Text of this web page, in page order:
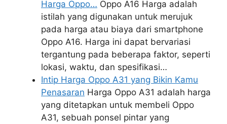
Harga Oppo… Oppo A16 Harga adalah
istilah yang digunakan untuk merujuk
pada harga atau biaya dari smartphone
Oppo A16. Harga ini dapat bervariasi
tergantung pada beberapa faktor, seperti
lokasi, waktu, dan spesifikasi…
Intip Harga Oppo A31 yang Bikin Kamu
Penasaran Harga Oppo A31 adalah harga
yang ditetapkan untuk membeli Oppo
A31, sebuah ponsel pintar yang